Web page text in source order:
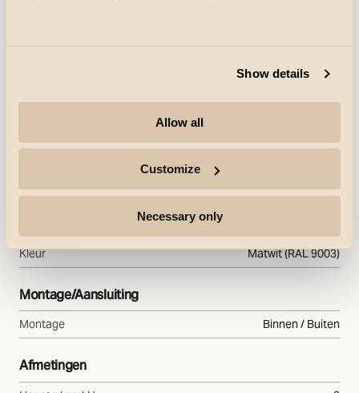
Show details
Allow all
Customize
Necessary only
Specificatietekst
Materiaal en afwerking
Kleur
Matwit (RAL 9003)
Montage/Aansluiting
Montage Binnen / Buiten
Afmetingen